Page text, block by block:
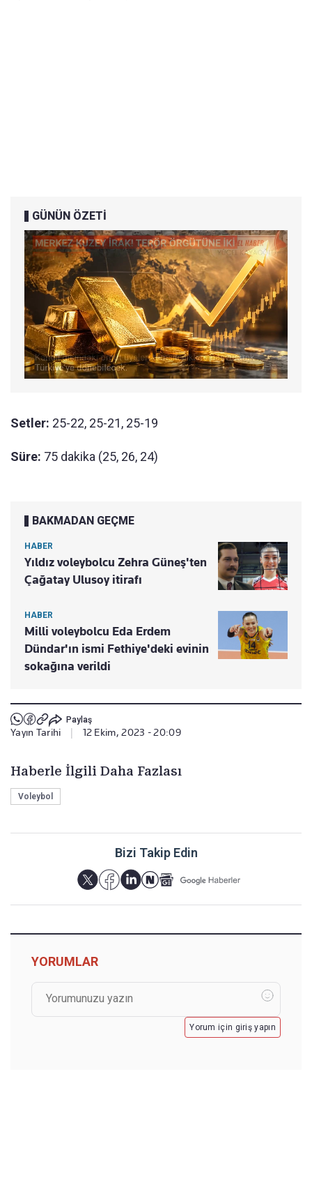
GÜNÜN ÖZETİ
Setler: 25-22, 25-21, 25-19
Süre: 75 dakika (25, 26, 24)
BAKMADAN GEÇME
HABER
Yıldız voleybolcu Zehra Güneş'ten
Çağatay Ulusoy itirafı
HABER
Milli voleybolcu Eda Erdem
Dündar'ın ismi Fethiye'deki evinin
sokağına verildi
Paylaş
Yayın Tarihi 12 Ekim, 2023 - 20:09
Haberle İlgili Daha Fazlası
Voleybol
Bizi Takip Edin
YORUMLAR
Yorum için giriş yapın